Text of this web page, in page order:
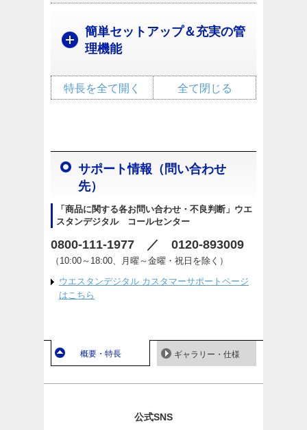
簡単セットアップ＆充実の管
理機能
全て閉じる
特長を全て開く
サポート情報（問い合わせ
先）
「商品に関する各お問い合わせ・不良判断」ウエ
スタンデジタル コールセンター
0800-111-1977 ／ 0120-893009
（10:00～18:00、月曜～金曜・祝日を除く）
ウエスタンデジタル カスタマーサポートページ
はこちら
概要・特長 ギャラリー・仕様
公式SNS